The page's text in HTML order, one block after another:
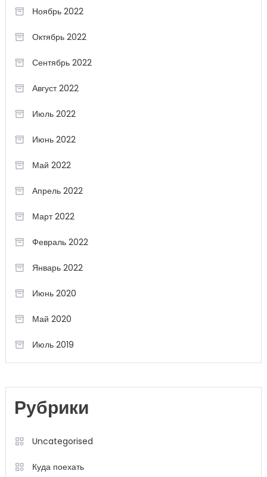
Ноябрь 2022
Октябрь 2022
Сентябрь 2022
Август 2022
Июль 2022
Июнь 2022
Май 2022
Апрель 2022
Март 2022
Февраль 2022
Январь 2022
Июнь 2020
Май 2020
Июль 2019
Рубрики
Uncategorised
Куда поехать